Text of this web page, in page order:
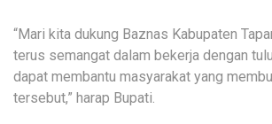
“Mari kita dukung Baznas Kabupaten
terus semangat dalam bekerja dengan
dapat membantu masyarakat yang
tersebut,” harap Bupati.